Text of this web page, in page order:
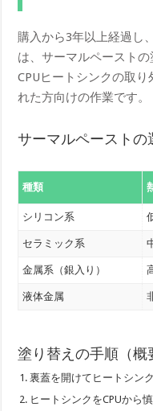
購入から3年以上経過し
は、サーマルペーストの
CPUヒートシンクの取
れた方向けの作業です。
サーマルペーストの
種類
シリコン系
セラミック系
金属系（銀入り）
液体金属
塗り替えの手順（概
裏蓋を開けてヒートシン
ヒートシンクをCPUから